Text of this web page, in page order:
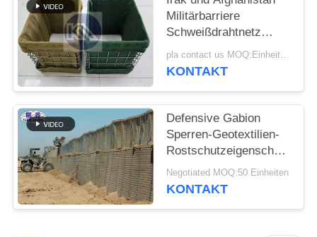
Militärbarriere
Schweißdrahtnetz
Hesco
Verteidigungsbarriere
pla contact us MOQ:Einheit 10
KONTAKT
Defensive Gabion
Sperren-Geotextilien-
Rostschutzeigenschaft
Gavanized
Negotiated MOQ:50 Einheiten
KONTAKT